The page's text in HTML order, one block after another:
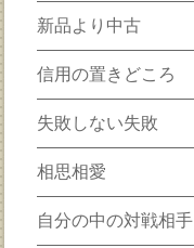
新品より中古
信用の置きどころ
失敗しない失敗
相思相愛
自分の中の対戦相手